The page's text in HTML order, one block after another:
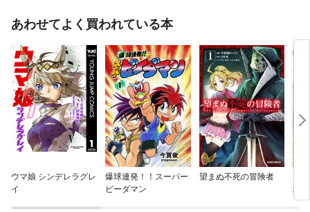
あわせてよく買われている本
ウマ娘 シンデレラグレ
イ
爆球連発！！スーパー
ビーダマン
望まぬ不死の冒険者
地